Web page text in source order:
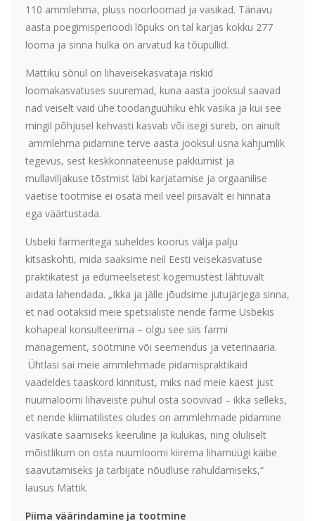
110 ammlehma, pluss noorloomad ja vasikad. Tänavu
aasta poegimisperioodi lõpuks on tal karjas kokku 277
looma ja sinna hulka on arvatud ka tõupullid.
Mättiku sõnul on lihaveisekasvataja riskid
loomakasvatuses suuremad, kuna aasta jooksul saavad
nad veiselt vaid ühe toodanguühiku ehk vasika ja kui see
mingil põhjusel kehvasti kasvab või isegi sureb, on ainult
ammlehma pidamine terve aasta jooksul üsna kahjumlik
tegevus, sest keskkonnateenuse pakkumist ja
mullaviljakuse tõstmist läbi karjatamise ja orgaanilise
väetise tootmise ei osata meil veel piisavalt ei hinnata
ega väärtustada.
Usbeki farmeritega suheldes koorus välja palju
kitsaskohti, mida saaksime neil Eesti veisekasvatuse
praktikatest ja edumeelsetest kogemustest lähtuvalt
aidata lahendada. „Ikka ja jälle jõudsime jutujärjega sinna,
et nad ootaksid meie spetsialiste nende farme Usbekis
kohapeal konsulteerima – olgu see siis farmi
management, söötmine või seemendus ja veterinaaria.
Ühtlasi sai meie ammlehmade pidamispraktikaid
vaadeldes taaskord kinnitust, miks nad meie käest just
nuumaloomi lihaveiste puhul osta soovivad – ikka selleks,
et nende kliimatilistes oludes on ammlehmade pidamine
vasikate saamiseks keeruline ja kulukas, ning oluliselt
mõistlikum on osta nuumloomi kiirema lihamüügi käibe
saavutamiseks ja tarbijate nõudluse rahuldamiseks,“
lausus Mättik.
Piima väärindamine ja tootmine